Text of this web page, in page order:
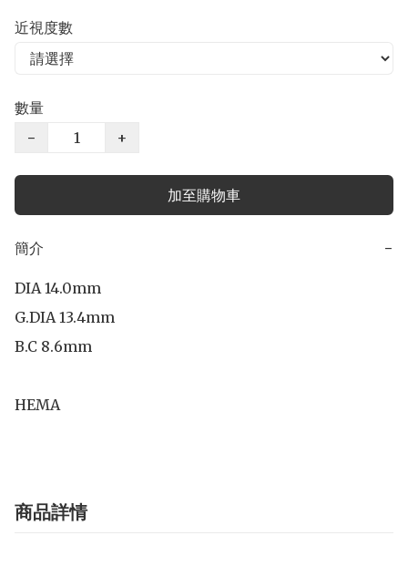
近視度數
數量
−
+
加至購物車
簡介 −
DIA 14.0mm
G.DIA 13.4mm
B.C 8.6mm
HEMA
商品詳情